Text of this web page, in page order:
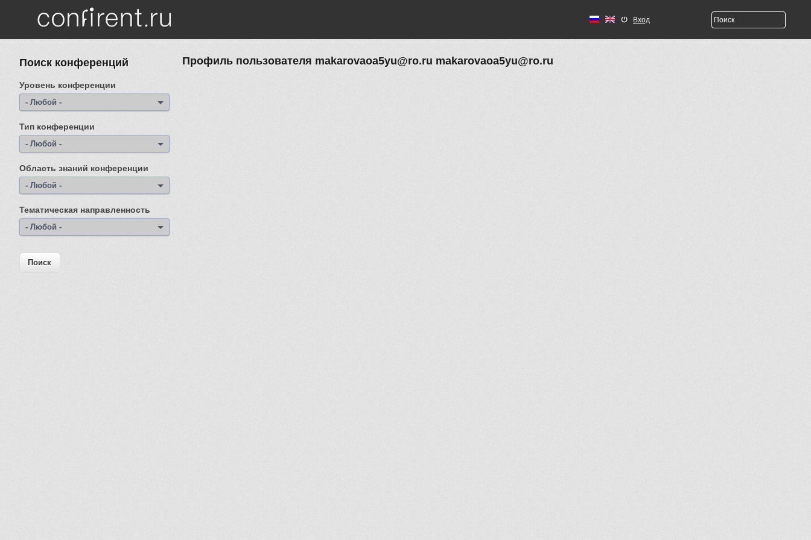
Перейти к основному содержанию
Вход
Профиль пользователя makarovaoa5yu@ro.ru makarovaoa5yu@ro.ru
Поиск конференций
Уровень конференции
- Любой -
Тип конференции
- Любой -
Область знаний конференции
- Любой -
Тематическая направленность
- Любой -